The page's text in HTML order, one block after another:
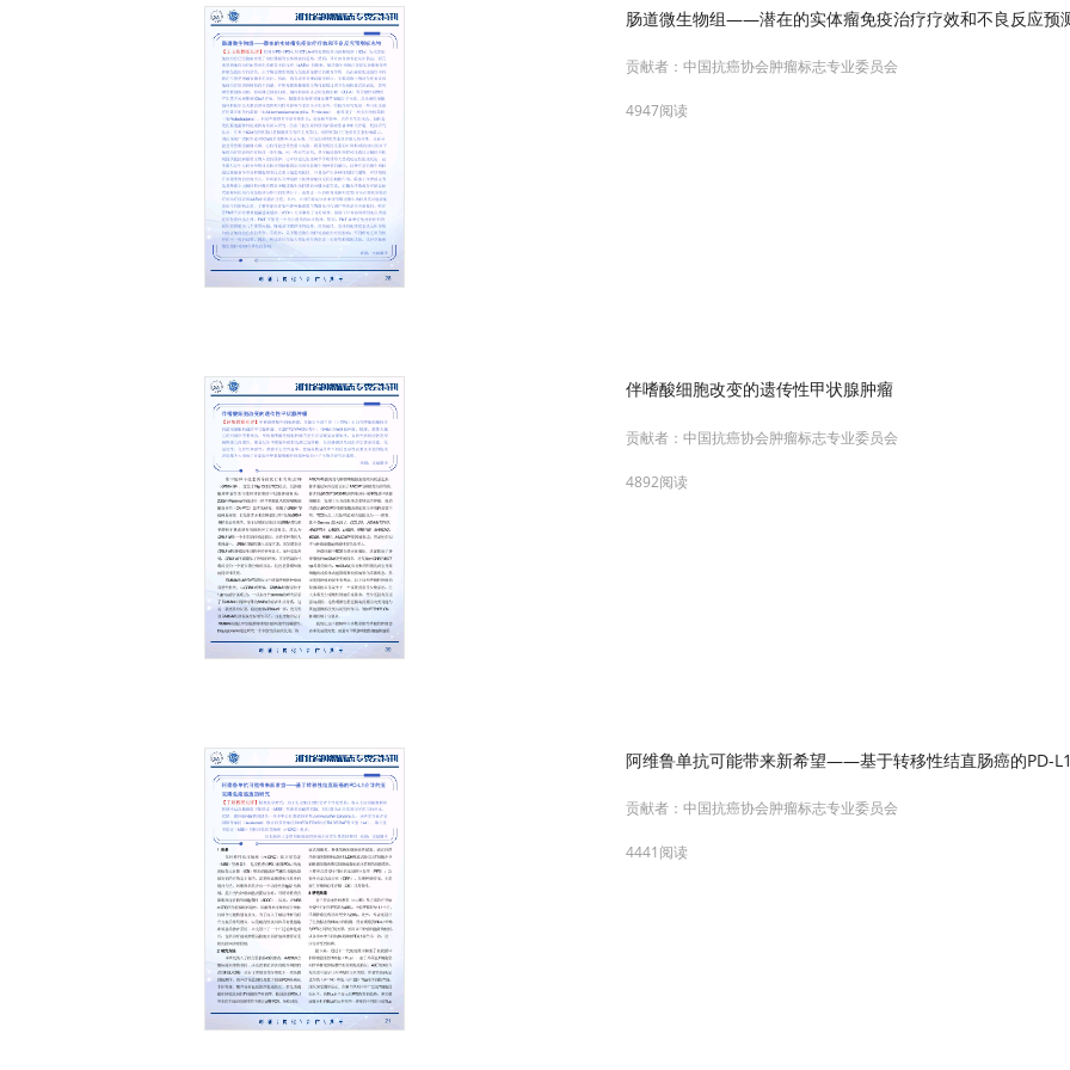
肠道微生物组——潜在的实体瘤免疫治疗疗效和不良反应预
贡献者：中国抗癌协会肿瘤标志专业委员会
4947阅读
伴嗜酸细胞改变的遗传性甲状腺肿瘤
贡献者：中国抗癌协会肿瘤标志专业委员会
4892阅读
阿维鲁单抗可能带来新希望——基于转移性结直肠癌的PD-
贡献者：中国抗癌协会肿瘤标志专业委员会
4441阅读